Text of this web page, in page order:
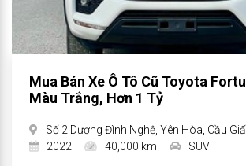
Mua Bán Xe Ô Tô Cũ Toyota
Màu Trắng, Hơn 1 Tỷ
Số 2 Dương Đình Nghệ, Yên Hòa, Cầu
2022
40,000 km SUV